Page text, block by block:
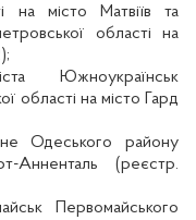
на місто Матвіїв та
області на
Южноукраїнськ
області на місто Гард
Одеського району
Анненталь (реєстр.
Первомайського